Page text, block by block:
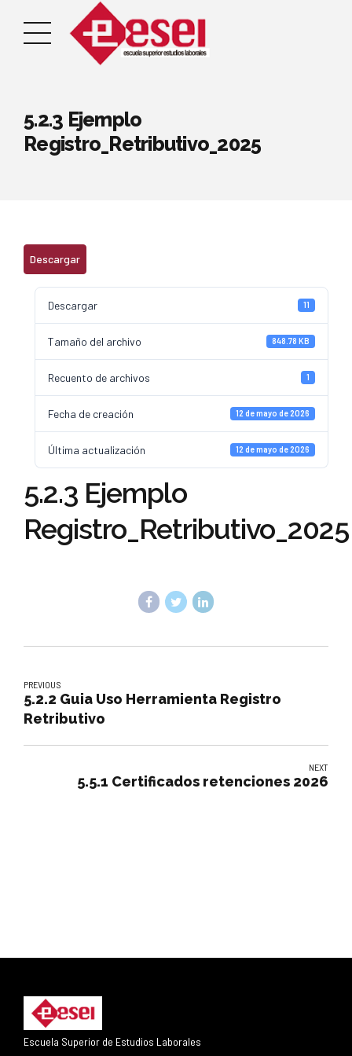
5.2.3 Ejemplo
Registro_Retributivo_2025
Descargar
Descargar 11
Tamaño del archivo 848.78 KB
Recuento de archivos 1
Fecha de creación 12 de mayo de 2026
Última actualización 12 de mayo de 2026
5.2.3 Ejemplo
Registro_Retributivo_2025
PREVIOUS
5.2.2 Guia Uso Herramienta Registro
Retributivo
NEXT
5.5.1 Certificados retenciones 2026
Escuela Superior de Estudios Laborales